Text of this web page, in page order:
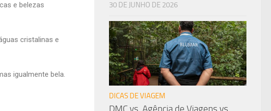
e belezas
cristalinas e
igualmente bela.
30 DE JUNHO DE 2026
DICAS DE VIAGEM